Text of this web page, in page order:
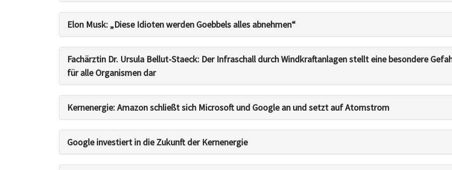
Elon Musk: „Diese Idioten werden Goebbels alles abnehmen“
Fachärztin Dr. Ursula Bellut-Staeck: Der Infraschall durch Windkraftanlagen stellt eine besondere
für alle Organismen dar
Kernenergie: Amazon schließt sich Microsoft und Google an und setzt auf Atomstrom
Google investiert in die Zukunft der Kernenergie